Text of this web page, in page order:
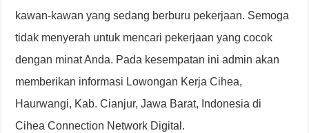
kawan-kawan yang sedang berburu pekerjaan. Semoga
tidak menyerah untuk mencari pekerjaan yang cocok
dengan minat Anda. Pada kesempatan ini admin akan
memberikan informasi Lowongan Kerja Cihea,
Haurwangi, Kab. Cianjur, Jawa Barat, Indonesia di
Cihea Connection Network Digital.